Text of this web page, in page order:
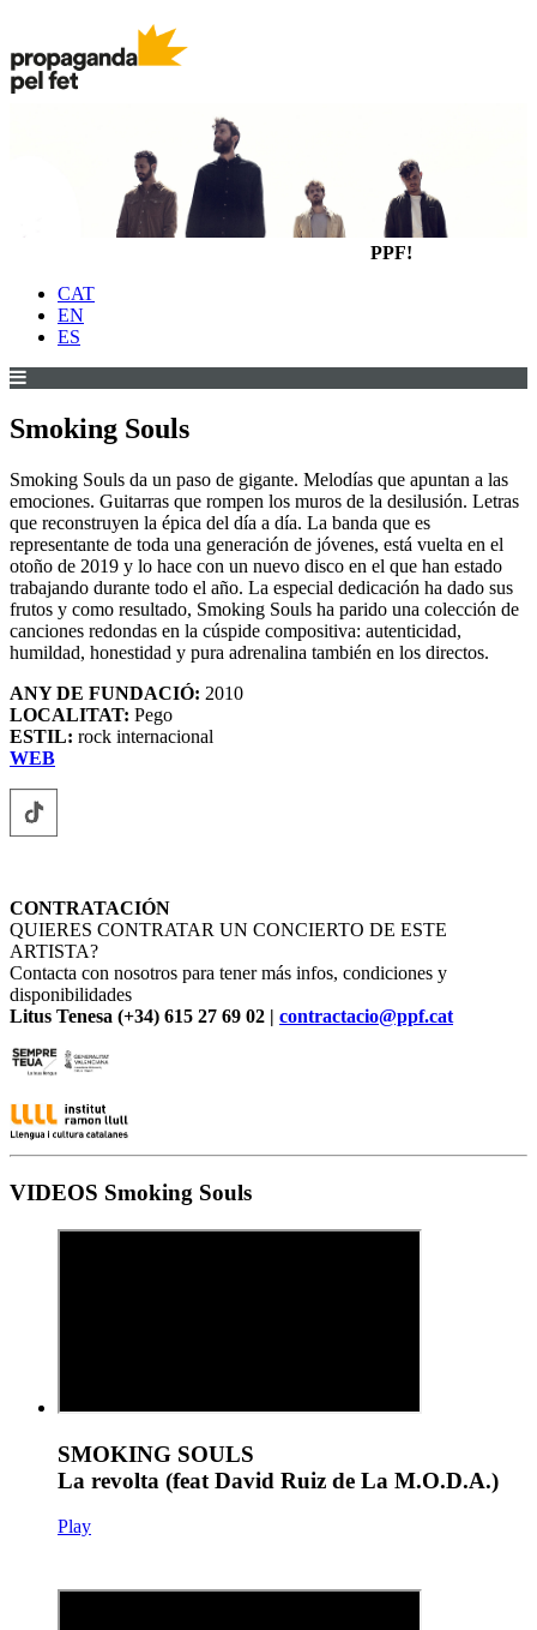
PPF!
CAT
EN
ES
Smoking Souls
Smoking Souls da un paso de gigante. Melodías que apuntan a las
emociones. Guitarras que rompen los muros de la desilusión. Letras
que reconstruyen la épica del día a día. La banda que es
representante de toda una generación de jóvenes, está vuelta en el
otoño de 2019 y lo hace con un nuevo disco en el que han estado
trabajando durante todo el año. La especial dedicación ha dado sus
frutos y como resultado, Smoking Souls ha parido una colección de
canciones redondas en la cúspide compositiva: autenticidad,
humildad, honestidad y pura adrenalina también en los directos.
ANY DE FUNDACIÓ: 2010
LOCALITAT: Pego
ESTIL: rock internacional
WEB
CONTRATACIÓN
QUIERES CONTRATAR UN CONCIERTO DE ESTE
ARTISTA?
Contacta con nosotros para tener más infos, condiciones y
disponibilidades
Litus Tenesa (+34) 615 27 69 02 | contractacio@ppf.cat
VIDEOS Smoking Souls
SMOKING SOULS
La revolta (feat David Ruiz de La M.O.D.A.)
Play